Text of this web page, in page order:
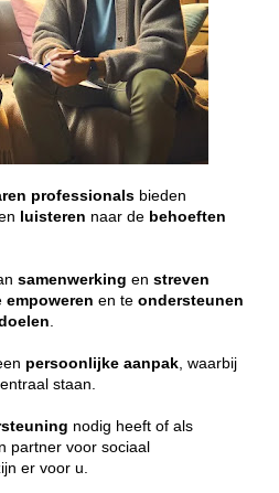
professionals bieden
luisteren naar de behoeften
samenwerking en streven
empoweren en te ondersteunen
persoonlijke aanpak , waarbij
staan.
nodig heeft of als
partner voor sociaal
er voor u.